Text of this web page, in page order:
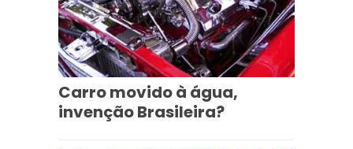
Carro movido à água,
invenção Brasileira?